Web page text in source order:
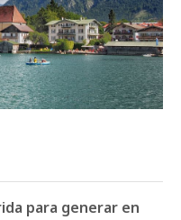
para generar en